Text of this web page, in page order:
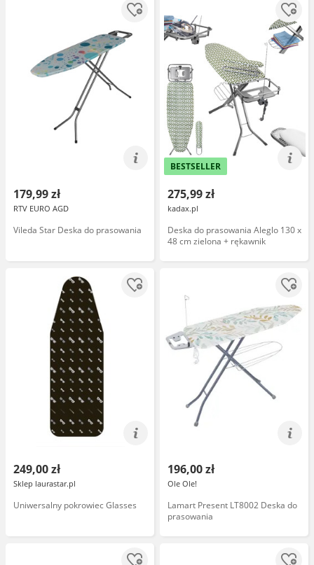
179,99 zł
RTV EURO AGD
Vileda Star Deska do prasowania
BESTSELLER
275,99 zł
kadax.pl
Deska do prasowania Aleglo 130 x
48 cm zielona + rękawnik
249,00 zł
Sklep laurastar.pl
Uniwersalny pokrowiec Glasses
196,00 zł
Ole Ole!
Lamart Present LT8002 Deska do
prasowania